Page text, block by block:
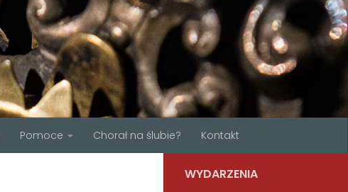
Pomoce Chorał na ślubie? Kontakt
WYDARZENIA